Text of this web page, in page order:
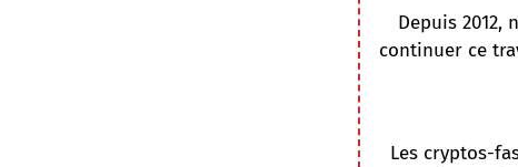
Depuis
continuer ce
Les cryptos-